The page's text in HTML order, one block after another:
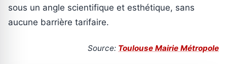
sous un angle scientifique et esthétique, sans
aucune barrière tarifaire.
Source: Toulouse Mairie Métropole